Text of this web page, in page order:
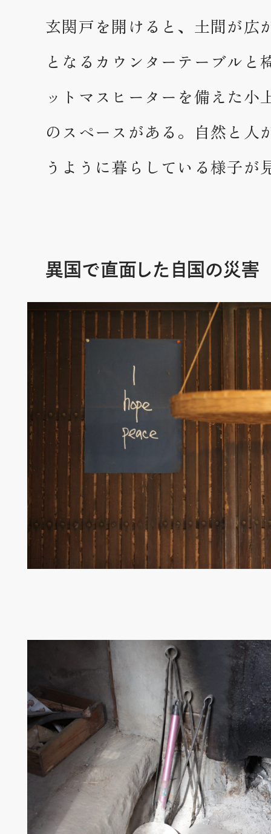
玄関戸を開けると、土間が広
となるカウンターテーブルと
ットマスヒーターを備えた小
のスペースがある。自然と人
うように暮らしている様子が
異国で直面した自国の災害